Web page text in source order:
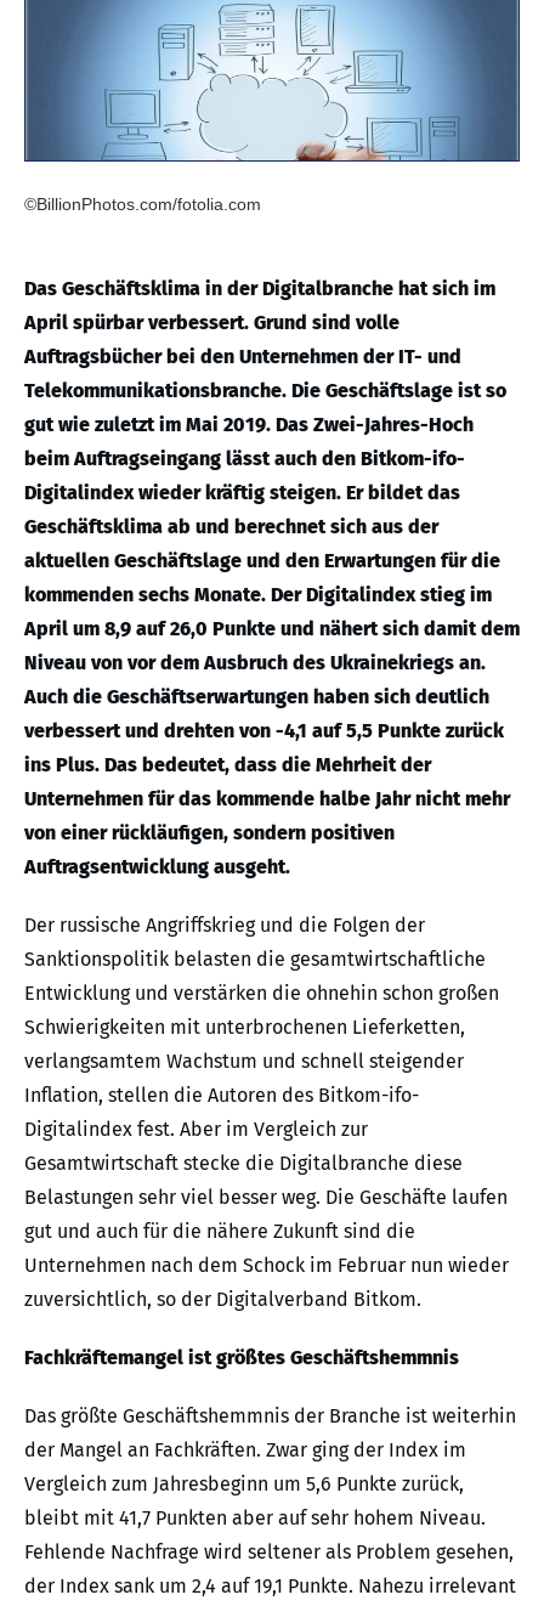
©BillionPhotos.com/fotolia.com
Das Geschäftsklima in der Digitalbranche hat sich im
April spürbar verbessert. Grund sind volle
Auftragsbücher bei den Unternehmen der IT- und
Telekommunikationsbranche. Die Geschäftslage ist so
gut wie zuletzt im Mai 2019. Das Zwei-Jahres-Hoch
beim Auftragseingang lässt auch den Bitkom-ifo-
Digitalindex wieder kräftig steigen. Er bildet das
Geschäftsklima ab und berechnet sich aus der
aktuellen Geschäftslage und den Erwartungen für die
kommenden sechs Monate. Der Digitalindex stieg im
April um 8,9 auf 26,0 Punkte und nähert sich damit dem
Niveau von vor dem Ausbruch des Ukrainekriegs an.
Auch die Geschäftserwartungen haben sich deutlich
verbessert und drehten von -4,1 auf 5,5 Punkte zurück
ins Plus. Das bedeutet, dass die Mehrheit der
Unternehmen für das kommende halbe Jahr nicht mehr
von einer rückläufigen, sondern positiven
Auftragsentwicklung ausgeht.
Der russische Angriffskrieg und die Folgen der
Sanktionspolitik belasten die gesamtwirtschaftliche
Entwicklung und verstärken die ohnehin schon großen
Schwierigkeiten mit unterbrochenen Lieferketten,
verlangsamtem Wachstum und schnell steigender
Inflation, stellen die Autoren des Bitkom-ifo-
Digitalindex fest. Aber im Vergleich zur
Gesamtwirtschaft stecke die Digitalbranche diese
Belastungen sehr viel besser weg. Die Geschäfte laufen
gut und auch für die nähere Zukunft sind die
Unternehmen nach dem Schock im Februar nun wieder
zuversichtlich, so der Digitalverband Bitkom.
Fachkräftemangel ist größtes Geschäftshemmnis
Das größte Geschäftshemmnis der Branche ist weiterhin
der Mangel an Fachkräften. Zwar ging der Index im
Vergleich zum Jahresbeginn um 5,6 Punkte zurück,
bleibt mit 41,7 Punkten aber auf sehr hohem Niveau.
Fehlende Nachfrage wird seltener als Problem gesehen,
der Index sank um 2,4 auf 19,1 Punkte. Nahezu irrelevant